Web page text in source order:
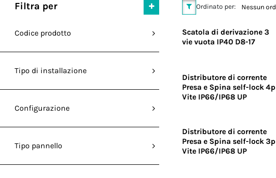
Filtra per
Codice prodotto
Tipo di installazione
Configurazione
Tipo pannello
Ordinato per: Nessun
Scatola di derivazione 3
vie vuota IP40 D8-17
Distributore di corrente
Presa e Spina self-lock 4p
Vite IP66/IP68 UP
Distributore di corrente
Presa e Spina self-lock 3p
Vite IP66/IP68 UP